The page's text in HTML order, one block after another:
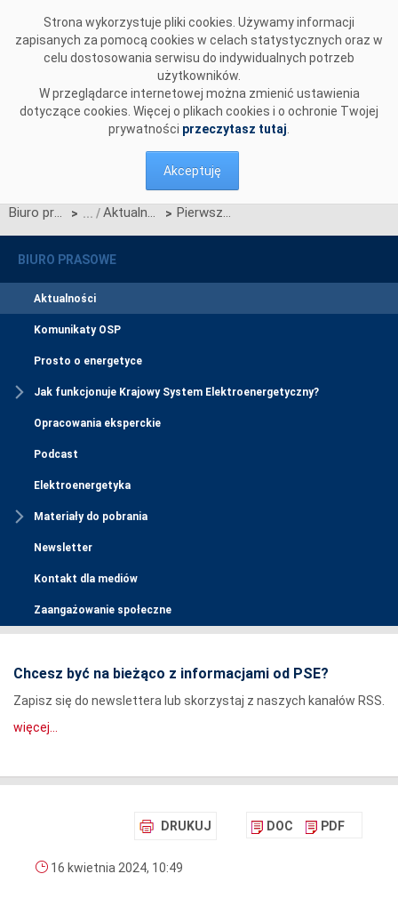
Strona wykorzystuje pliki cookies. Używamy informacji
zapisanych za pomocą cookies w celach statystycznych oraz w
celu dostosowania serwisu do indywidualnych potrzeb
użytkowników.
W przeglądarce internetowej można zmienić ustawienia
dotyczące cookies. Więcej o plikach cookies i o ochronie Twojej
prywatności przeczytasz tutaj
Akceptuję
Biuro prasowe > Aktualności > Pierwsza z linii 400 kV wyprowadzających moc z morskich farm wiatrowych z pozwoleniem na budowę
BIURO PRASOWE
Aktualności
Komunikaty OSP
Prosto o energetyce
Jak funkcjonuje Krajowy System Elektroenergetyczny?
Opracowania eksperckie
Podcast
Elektroenergetyka
Materiały do pobrania
Newsletter
Kontakt dla mediów
Zaangażowanie społeczne
Chcesz być na bieżąco z informacjami od PSE?
Zapisz się do newslettera lub skorzystaj z naszych kanałów RSS.
więcej...
DRUKUJ DOC PDF
16 kwietnia 2024, 10:49